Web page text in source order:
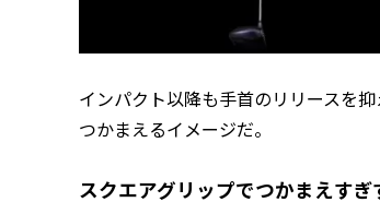
インパクト以降も手首のリリースを
つかまえるイメージだ。
スクエアグリップでつかまえす